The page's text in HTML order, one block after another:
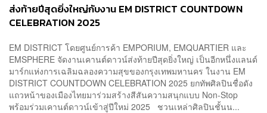
ส่งท้ายปีสุดยิ่งใหญ่กับงาน EM DISTRICT COUNTDOWN
CELEBRATION 2025
EM DISTRICT โดยศูนย์การค้า EMPORIUM, EMQUARTIER และ
EMSPHERE จัดงานเคานต์ดาวน์ส่งท้ายปีสุดยิ่งใหญ่ เป็นอีกหนึ่งแลนด์
มาร์กแห่งการเฉลิมฉลองความสุขของกรุงเทพมหานคร ในงาน EM
DISTRICT COUNTDOWN CELEBRATION 2025 ยกทัพศิลปินชื่อดัง
แถวหน้าของเมืองไทยมาร่วมสร้างสีสันความสนุกแบบ Non-Stop
พร้อมร่วมเคานต์ดาวน์เข้าสู่ปีใหม่ 2025 ชวนเหล่าศิลปินชั้นน...